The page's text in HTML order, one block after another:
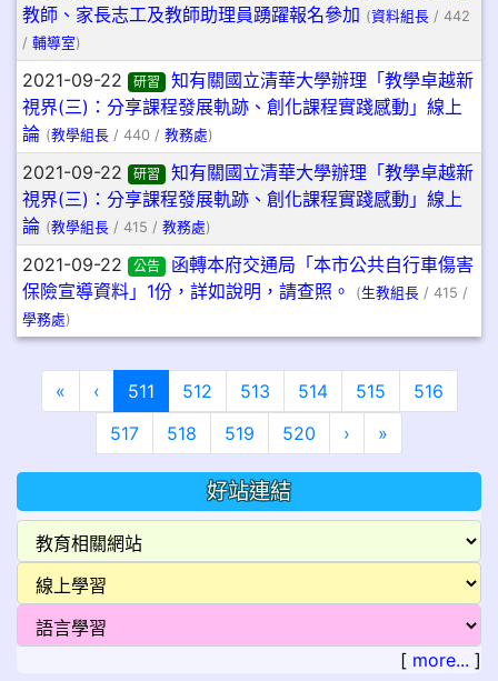
教師、家長志工及教師助理員踴躍報名參加 (資料組長 / 442
/ 輔導室)
2021-09-22 研習
知有關國立清華大學辦理「教學卓越新
視界(三)：分享課程發展軌跡、創化課程實踐感動」線上
論 (教學組長 / 440 / 教務處)
2021-09-22 研習
知有關國立清華大學辦理「教學卓越新
視界(三)：分享課程發展軌跡、創化課程實踐感動」線上
論 (教學組長 / 415 / 教務處)
2021-09-22 公告
函轉本府交通局「本市公共自行車傷害
保險宣導資料」1份，詳如說明，請查照。
(生教組長 / 415 /
學務處)
« 第一頁
‹上一頁
511(目前頁次)
512 513 514 515
516
517
518 519 520 ›下一頁
»最後頁
好站連結
[ more... ]